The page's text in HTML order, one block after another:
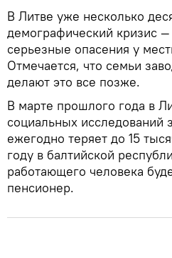
В Литве уже несколько
демографический кризис
серьезные опасения у
Отмечается, что семьи
делают это все позже.
В марте прошлого года в
социальных исследований
ежегодно теряет до 15
году в балтийской
работающего человека
пенсионер.